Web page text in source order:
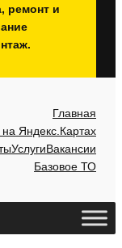
ремонт и
Главная
на Яндекс.Картах
УслугиВакансии
Базовое ТО